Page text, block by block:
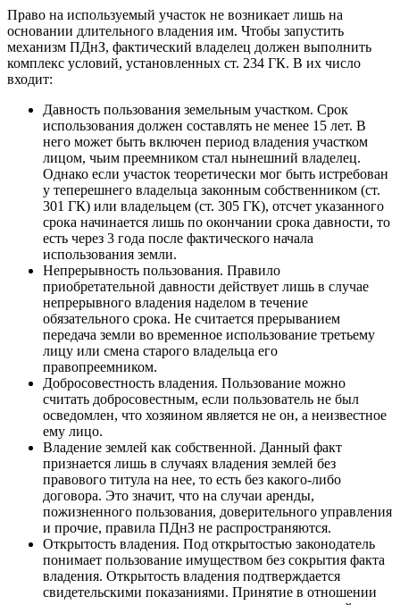
Право на используемый участок не возникает лишь на
основании длительного владения им. Чтобы запустить
механизм ПДнЗ, фактический владелец должен выполнить
комплекс условий, установленных ст. 234 ГК. В их число
входит:
Давность пользования земельным участком. Срок
использования должен составлять не менее 15 лет. В
него может быть включен период владения участком
лицом, чьим преемником стал нынешний владелец.
Однако если участок теоретически мог быть истребован
у теперешнего владельца законным собственником (ст.
301 ГК) или владельцем (ст. 305 ГК), отсчет указанного
срока начинается лишь по окончании срока давности, то
есть через 3 года после фактического начала
использования земли.
Непрерывность пользования. Правило
приобретательной давности действует лишь в случае
непрерывного владения наделом в течение
обязательного срока. Не считается прерыванием
передача земли во временное использование третьему
лицу или смена старого владельца его
правопреемником.
Добросовестность владения. Пользование можно
считать добросовестным, если пользователь не был
осведомлен, что хозяином является не он, а неизвестное
ему лицо.
Владение землей как собственной. Данный факт
признается лишь в случаях владения землей без
правового титула на нее, то есть без какого-либо
договора. Это значит, что на случаи аренды,
пожизненного пользования, доверительного управления
и прочие, правила ПДнЗ не распространяются.
Открытость владения. Под открытостью законодатель
понимает пользование имуществом без сокрытия факта
владения. Открытость владения подтверждается
свидетельскими показаниями. Принятие в отношении